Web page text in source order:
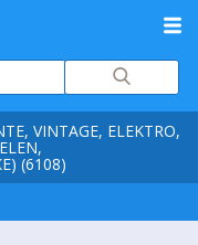
VINTAGE, ELEKTRO,
(6108)